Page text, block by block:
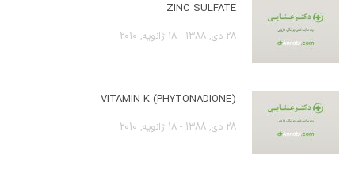
ZINC SULFATE
28 دی, 1388 - 18 ژانویه, 2010
(VITAMIN K (PHYTONADIONE
28 دی, 1388 - 18 ژانویه, 2010